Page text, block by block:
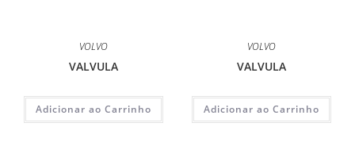
VOLVO
VALVULA
Adicionar ao Carrinho
VOLVO
VALVULA
Adicionar ao Carrinho